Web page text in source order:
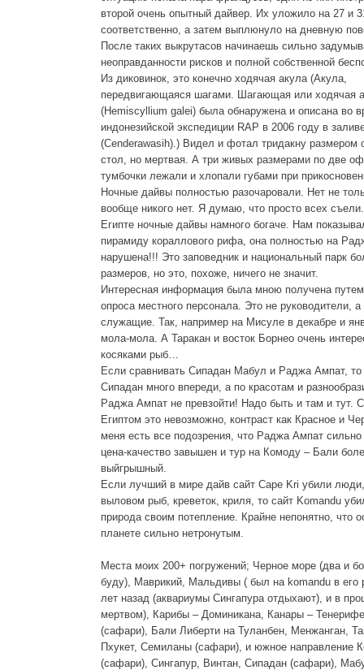
второй очень опытный дайвер. Их уложило на 27 и
соответственно, а затем выплюнуло на дневную
После таких выкрутасов начинаешь сильно
неоправданности рисков и полной собственной
Из диковинок, это конечно ходячая акула (Акула,
передвигающаяся шагами. Шагающая или ходячая
(Hemiscyllium galei) была обнаружена и описана во
индонезийской экспедиции RAP в 2006 году в
(Cenderawasih).) Видел и фотал тридакну размером
стол, но мертвая. А три живых размерами по две
тумбочки лежали и хлопали губами при
Ночные дайвы полностью разочаровали. Нет не
вообще никого нет. Я думаю, что просто всех
Египте ночные дайвы намного богаче. Нам
пирамиду кораллового рифа, она полностью на
нарушена!!! Это заповедник и национальный парк
размеров, но это, похоже, ничего не значит.
Интересная информация была мною получена путем
опроса местного персонала. Это не руководители,
служащие. Так, например на Мисуле в декабре и
мола-мола. А Таракан и восток Борнео очень
косяками рыб…
Если сравнивать Сипадан Мабул и Раджа Ампат, то
Сипадан много впереди, а по красотам и
Раджа Ампат не превзойти! Надо быть и там и тут.
Египтом это невозможно, контраст как Красное и
меня есть все подозрения, что Раджа Ампат
цена-качество завышен и тур на Комоду – Бали
выйгрышный.
Если лучший в мире дайв сайт Cape Kri убили
выловом рыб, креветок, криля, то сайт Komandu
природа своим потепление. Крайне непонятно, что
планете сильно нетронутым.
Места моих 200+ погружений; Черное море (два и
буду), Маврикий, Мальдивы ( был на komandu в его
лет назад (аквариумы Сингапура отдыхают), и в
мертвом), Карибы – Доминикана, Канары –
(сафари), Бали Либерти на Туланбен, Менжанган,
Пхукет, Семиланы (сафари), и южное направление
(сафари), Сингапур, Винтан, Сипадан (сафари),